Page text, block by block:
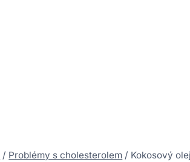
/ Problémy s cholesterolem / Kokosový